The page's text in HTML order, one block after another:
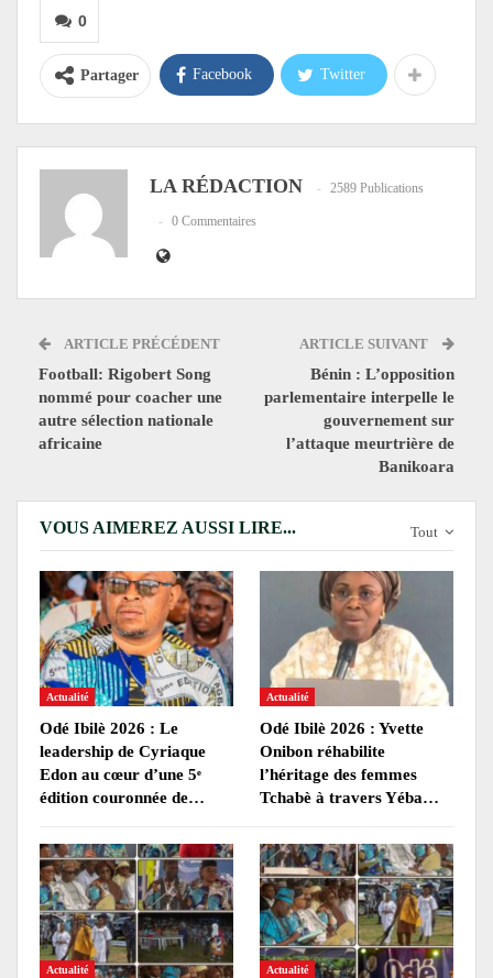
0
Partager Facebook Twitter
LA RÉDACTION 2589 Publications
0 Commentaires
ARTICLE PRÉCÉDENT
Football: Rigobert Song
nommé pour coacher une
autre sélection nationale
africaine
ARTICLE SUIVANT
Bénin : L’opposition
parlementaire interpelle le
gouvernement sur
l’attaque meurtrière de
Banikoara
Tout
VOUS AIMEREZ AUSSI LIRE...
Actualité
Odé Ibilè 2026 : Le
leadership de Cyriaque
Edon au cœur d’une 5ᵉ
édition couronnée de…
Actualité
Odé Ibilè 2026 : Yvette
Onibon réhabilite
l’héritage des femmes
Tchabè à travers Yéba…
Actualité Actualité